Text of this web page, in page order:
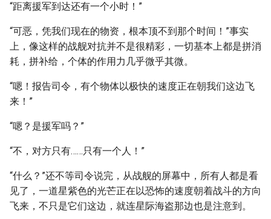
“距离援军到达还有一个小时！”
“可恶，凭我们现在的物资，根本顶不到那个时间！”事实
上，像这样的战舰对抗并不是很精彩，一切基本上都是拼消
耗，拼补给，个体的作用力几乎微乎其微。
“嗯！报告司令，有个物体以极快的速度正在朝我们这边飞
来！”
“嗯？是援军吗？”
“不，对方只有……只有一个人！”
“什么？”还不等司令说完，从战舰的屏幕中，所有人都是看
见了，一道星紫色的光芒正在以恐怖的速度朝着战斗的方向
飞来，不只是它们这边，就连星际海盗那边也是注意到。